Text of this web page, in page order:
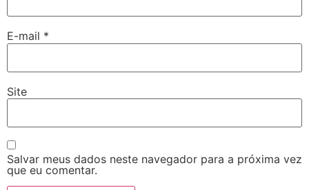
E-mail *
Site
Salvar meus dados neste navegador para a próxima vez
que eu comentar.